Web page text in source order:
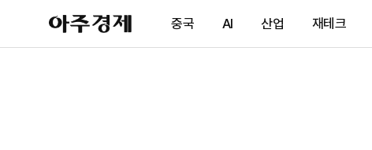
아
주
제
중국 AI 산업 재테크